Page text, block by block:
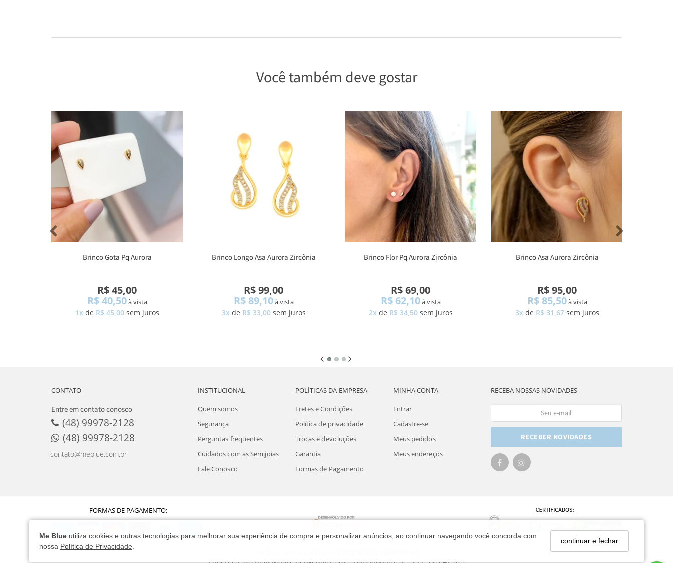
Me Blue utiliza cookies e outras tecnologias para melhorar sua experiência de compra e personalizar anúncios, ao continuar navegando você concorda com
nossa Política de Privacidade
continuar e fechar
Você também deve gostar
Brinco Gota Pq Aurora
R$ 45,00
R$ 40,50à vista
1x de R$ 45,00 sem juros
Brinco Longo Asa Aurora Zircônia
R$ 99,00
R$ 89,10à vista
3x de R$ 33,00 sem juros
Brinco Flor Pq Aurora Zircônia
R$ 69,00
R$ 62,10à vista
2x de R$ 34,50 sem juros
Brinco Asa Aurora Zircônia
R$ 95,00
R$ 85,50à vista
3x de R$ 31,67 sem juros
CONTATO
Entre em contato conosco
(48) 99978-2128
(48) 99978-2128
contato@meblue.com.br
INSTITUCIONAL
Quem somos
Segurança
Perguntas frequentes
Cuidados com as Semijoias
Fale Conosco
POLÍTICAS DA EMPRESA
Fretes e Condições
Política de privacidade
Trocas e devoluções
Garantia
Formas de Pagamento
MINHA CONTA
Entrar
Cadastre-se
Meus pedidos
Meus endereços
RECEBA NOSSAS NOVIDADES
RECEBER NOVIDADES
FORMAS DE PAGAMENTO: